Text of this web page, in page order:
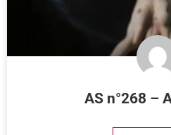
AS n°268 –